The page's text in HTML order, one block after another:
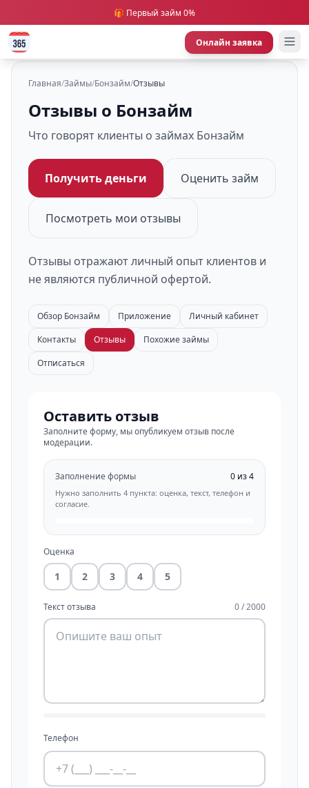
🎁 Первый займ 0%
Онлайн заявка
Главная/Займы/Бонзайм/Отзывы
Отзывы о Бонзайм
Что говорят клиенты о займах Бонзайм
Получить деньги Оценить займ
Посмотреть мои отзывы
Отзывы отражают личный опыт клиентов и
не являются публичной офертой.
Обзор Бонзайм Приложение
Личный кабинет
Контакты
Отзывы
Похожие займы
Отписаться
Оставить отзыв
Заполните форму, мы опубликуем отзыв после
модерации.
Заполнение формы 0 из 4
Нужно заполнить 4 пункта: оценка, текст, телефон и
согласие.
Оценка
1 2 3 4 5
Текст отзыва 0 / 2000
Телефон